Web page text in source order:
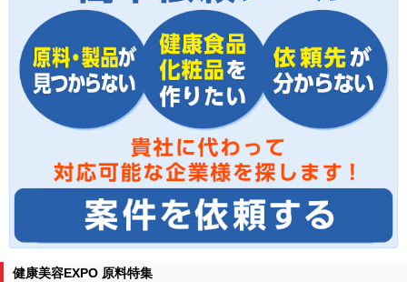
健康美容EXPO 原料特集